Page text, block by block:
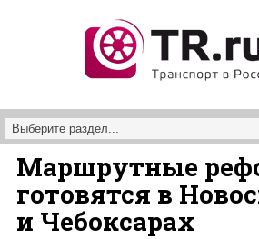
Маршрутные
готовятся в
и Чебоксарах